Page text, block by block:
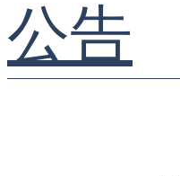
公告